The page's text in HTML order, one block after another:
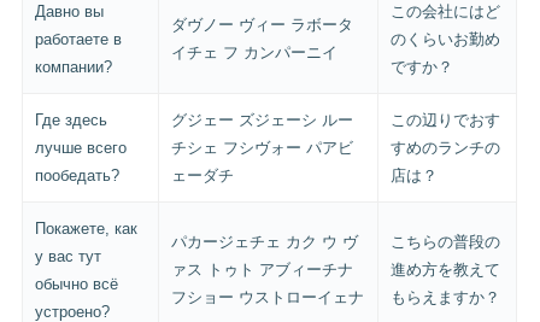
Давно вы
работаете в
компании?
ダヴノー ヴィー ラボータ
イチェ フ カンパーニイ
この会社にはど
のくらいお勤め
ですか？
Где здесь
лучше всего
пообедать?
グジェー ズジェーシ ルー
チシェ フシヴォー パアビ
ェーダチ
この辺りでおす
すめのランチの
店は？
Покажете, как
у вас тут
обычно всё
устроено?
パカージェチェ カク ウ ヴ
ァス トゥト アブィーチナ
フショー ウストローイェナ
こちらの普段の
進め方を教えて
もらえますか？